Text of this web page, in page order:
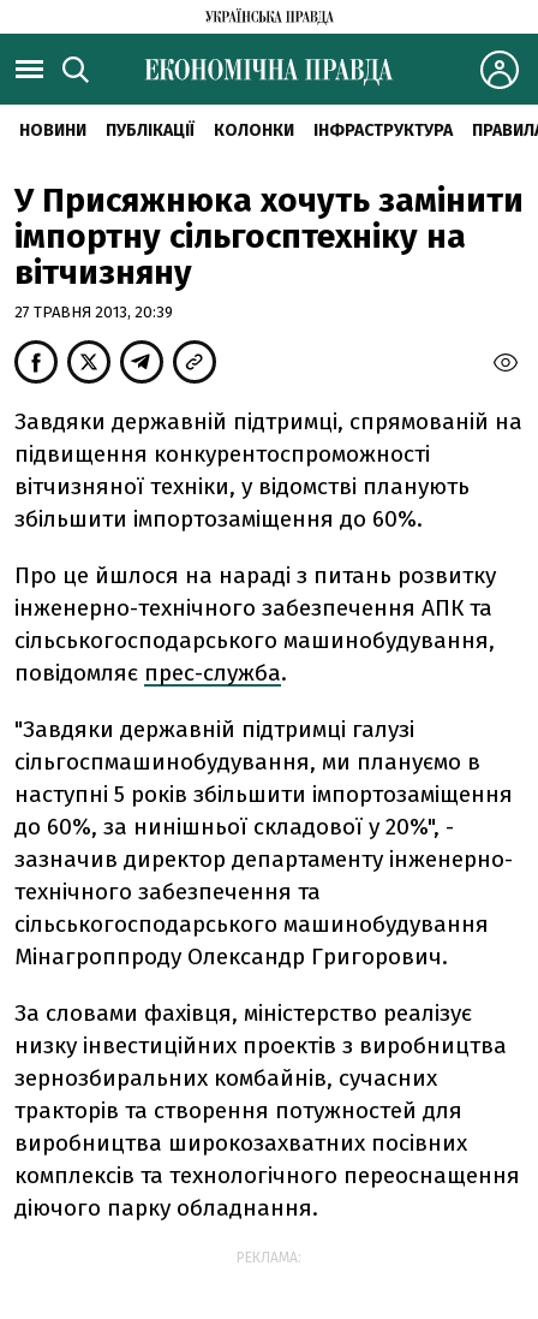
НОВИНИ ПУБЛІКАЦІЇ КОЛОНКИ ІНФРАСТРУКТУРА
У Присяжнюка хочуть замінити
імпортну сільгосптехніку на
вітчизняну
27 ТРАВНЯ 2013, 20:39
Завдяки державній підтримці, спрямованій на
підвищення конкурентоспроможності
вітчизняної техніки, у відомстві планують
збільшити імпортозаміщення до 60%.
Про це йшлося на нараді з питань розвитку
інженерно-технічного забезпечення АПК та
сільськогосподарського машинобудування,
повідомляє прес-служба.
"Завдяки державній підтримці галузі
сільгоспмашинобудування, ми плануємо в
наступні 5 років збільшити імпортозаміщення
до 60%, за нинішньої складової у 20%", -
зазначив директор департаменту інженерно-
технічного забезпечення та
сільськогосподарського машинобудування
Мінагроппроду Олександр Григорович.
За словами фахівця, міністерство реалізує
низку інвестиційних проектів з виробництва
зернозбиральних комбайнів, сучасних
тракторів та створення потужностей для
виробництва широкозахватних посівних
комплексів та технологічного переоснащення
діючого парку обладнання.
РЕКЛАМА: